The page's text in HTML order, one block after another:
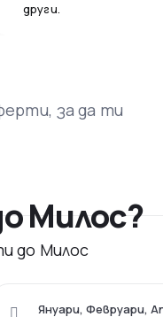
други.
за да ти
Милос?
до Милос
Януари, Февруари,